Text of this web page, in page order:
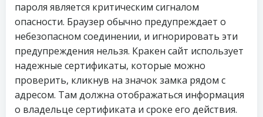
пароля является критическим сигналом
опасности. Браузер обычно предупреждает о
небезопасном соединении, и игнорировать эти
предупреждения нельзя. Кракен сайт использует
надежные сертификаты, которые можно
проверить, кликнув на значок замка рядом с
адресом. Там должна отображаться информация
о владельце сертификата и сроке его действия.